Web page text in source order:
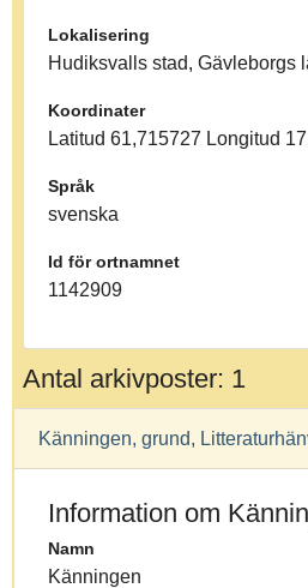
Lokalisering
Hudiksvalls stad, Gävleborgs
Koordinater
Latitud 61,715727 Longitud
Språk
svenska
Id för ortnamnet
1142909
Antal arkivposter: 1
Känningen, grund,
Information om
Namn
Känningen